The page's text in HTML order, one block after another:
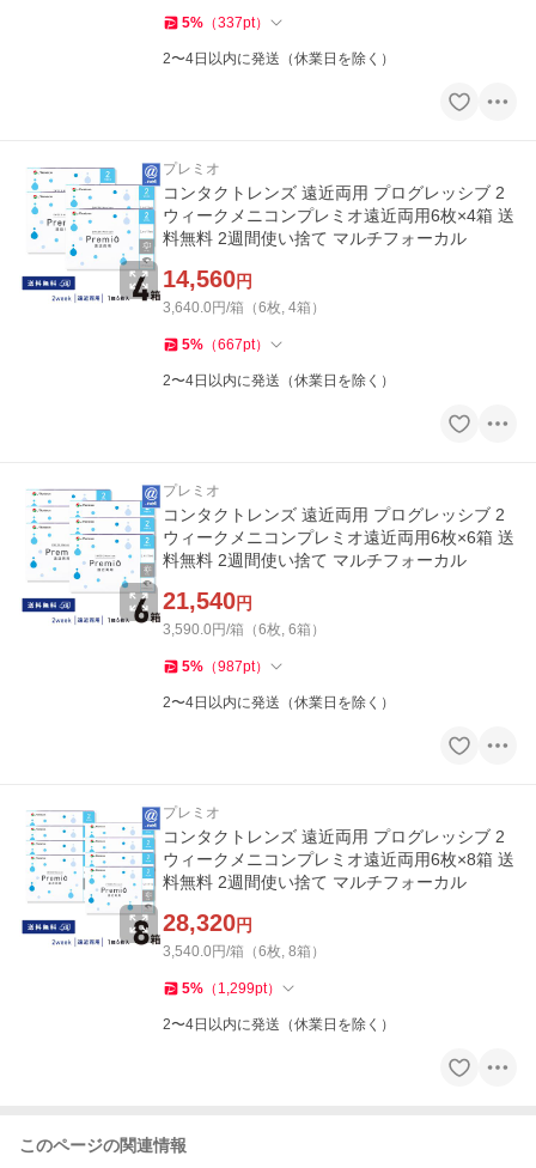
5% （337pt）
2〜4日以内に発送（休業日を除く）
プレミオ
コンタクトレンズ 遠近両用 プログレッシブ 2
ウィークメニコンプレミオ遠近両用6枚×4箱 送
料無料 2週間使い捨て マルチフォーカル
14,560円
3,640.0円/箱（6枚, 4箱）
5% （667pt）
2〜4日以内に発送（休業日を除く）
プレミオ
コンタクトレンズ 遠近両用 プログレッシブ 2
ウィークメニコンプレミオ遠近両用6枚×6箱 送
料無料 2週間使い捨て マルチフォーカル
21,540円
3,590.0円/箱（6枚, 6箱）
5% （987pt）
2〜4日以内に発送（休業日を除く）
プレミオ
コンタクトレンズ 遠近両用 プログレッシブ 2
ウィークメニコンプレミオ遠近両用6枚×8箱 送
料無料 2週間使い捨て マルチフォーカル
28,320円
3,540.0円/箱（6枚, 8箱）
5% （ 1,299pt）
2〜4日以内に発送（休業日を除く）
このページの関連情報